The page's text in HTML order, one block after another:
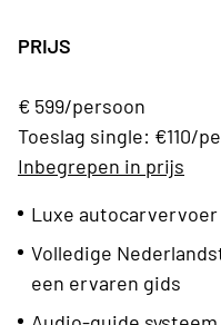
PRIJS
€ 599/persoon
Toeslag single: €110/
Inbegrepen in prijs
Luxe
Volledige
een ervaren gids